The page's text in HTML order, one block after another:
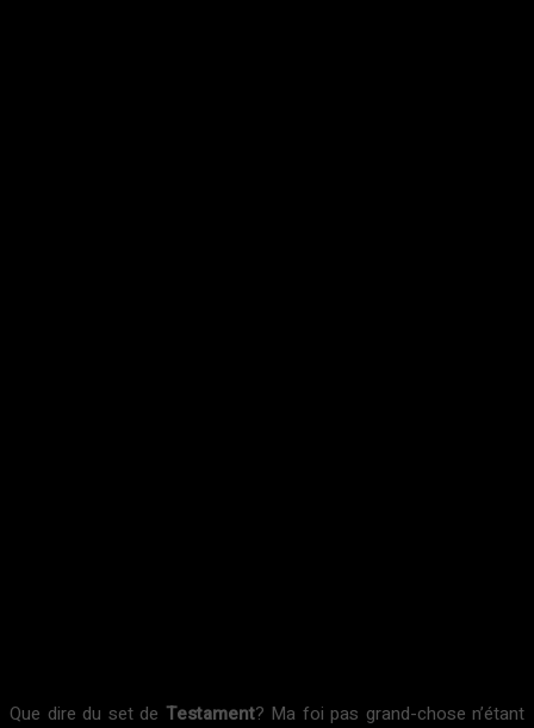
Que dire du set de Testament? Ma foi pas grand-chose n’étant